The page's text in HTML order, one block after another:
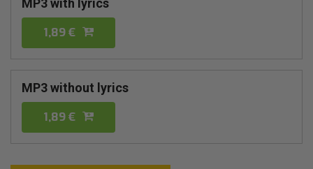
MP3 with lyrics
1,89 €
MP3 without lyrics
1,89 €